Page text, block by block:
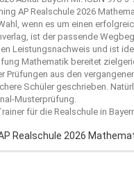
AP Realschule 2026
wenn es um einen
, ist der passende
Leistungsnachweis und ist
Mathematik bereitet
Prüfungen aus den
Schüler geschrieben.
Musterprüfung.
für die Realschule in
Realschule 2026